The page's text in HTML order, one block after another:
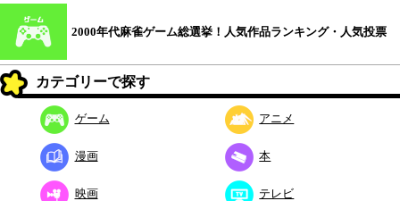
2000年代麻雀ゲーム総選挙！人気作品ランキング・人気投票
カテゴリーで探す
ゲーム アニメ
漫画 本
映画 テレビ